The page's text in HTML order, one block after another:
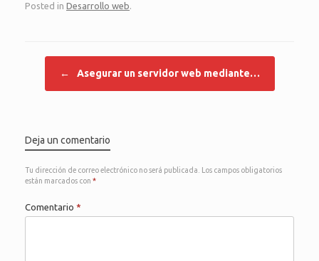
Posted in Desarrollo web
← Asegurar un servidor web mediante…
Deja un comentario
Tu dirección de correo electrónico no será publicada. Los campos obligatorios
están marcados con *
Comentario *